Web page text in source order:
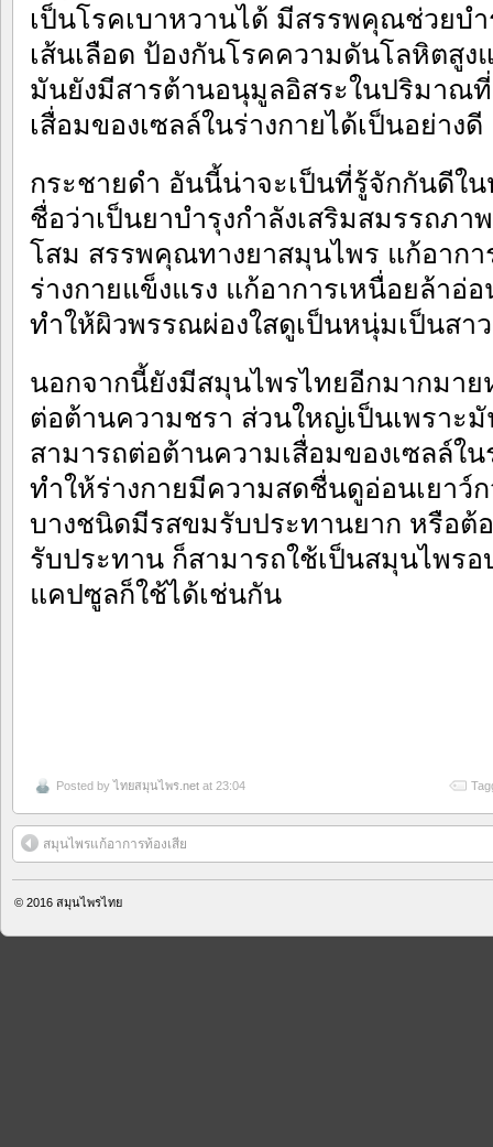
เป็นโรคเบาหวานได้ มีสรรพคุณช่วยบ
เส้นเลือด ป้องกันโรคความดันโลหิตสู
มันยังมีสารต้านอนุมูลอิสระในปริมาณ
เสื่อมของเซลล์ในร่างกายได้เป็นอย่างดี
กระชายดำ อันนี้น่าจะเป็นที่รู้จักกันดีใ
ชื่อว่าเป็นยาบำรุงกำลังเสริมสมรรถภ
โสม สรรพคุณทางยาสมุนไพร แก้อาก
ร่างกายแข็งแรง แก้อาการเหนื่อยล้าอ่
ทำให้ผิวพรรณผ่องใสดูเป็นหนุ่มเป็นสา
นอกจากนี้ยังมีสมุนไพรไทยอีกมากมา
ต่อต้านความชรา ส่วนใหญ่เป็นเพราะ
สามารถต่อต้านความเสื่อมของเซลล์ใ
ทำให้ร่างกายมีความสดชื่นดูอ่อนเยาว์
บางชนิดมีรสขมรับประทานยาก หรือต้
รับประทาน ก็สามารถใช้เป็นสมุนไพรอ
แคปซูลก็ใช้ได้เช่นกัน
Posted byไทยสมุนไพร.net at 23:04
สมุนไพรแก้อาการท้องเสีย
© 2016 สมุนไพรไทย